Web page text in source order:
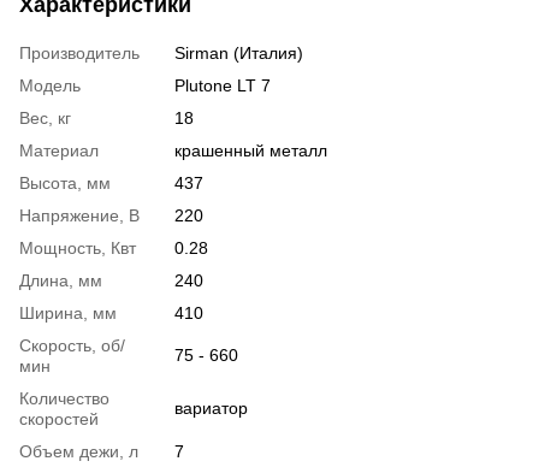
Характеристики
Производитель
Sirman (Италия)
Модель
Plutone LT 7
Вес, кг
18
Материал
крашенный металл
Высота, мм
437
Напряжение, В
220
Мощность, Квт
0.28
Длина, мм
240
Ширина, мм
410
Скорость, об/
мин
75 - 660
Количество
скоростей
вариатор
Объем дежи, л
7